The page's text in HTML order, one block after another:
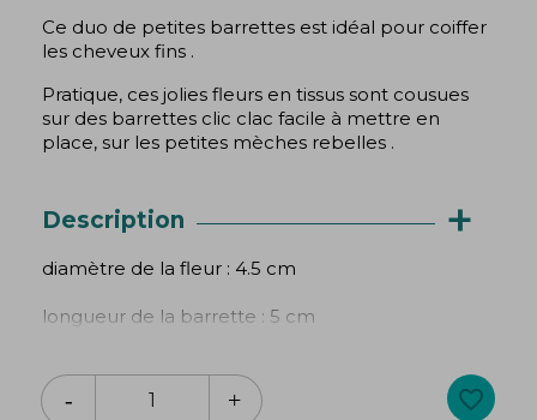
Ce duo de petites barrettes est idéal pour coiffer
les cheveux fins .
Pratique, ces jolies fleurs en tissus sont cousues
sur des barrettes clic clac facile à mettre en
place, sur les petites mèches rebelles .
Description +
diamètre de la fleur : 4.5 cm
longueur de la barrette : 5 cm
Création Bibop Lula favorite_border